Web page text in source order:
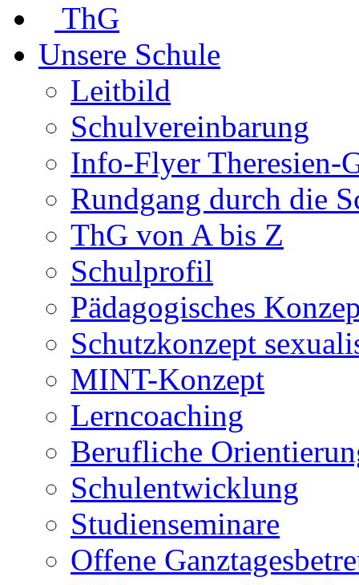
ThG
Unsere Schule
Leitbild
Schulvereinbarung
Info-Flyer Theresien-
Rundgang durch die
ThG von A bis Z
Schulprofil
Pädagogisches
Schutzkonzept
MINT-Konzept
Lerncoaching
Berufliche
Schulentwicklung
Studienseminare
Offene